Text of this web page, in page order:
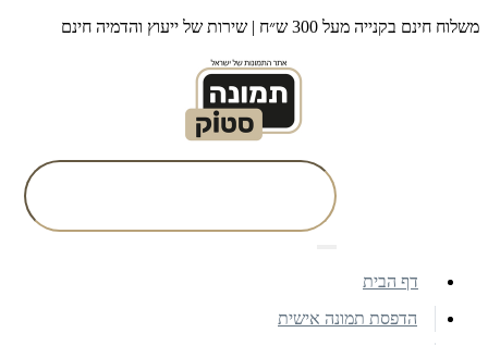
משלוח חינם בקנייה מעל 300 ש״ח | שירות של ייעוץ והדמיה חינם
דף הבית
הדפסת תמונה אישית